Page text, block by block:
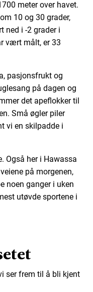
meter over havet.
10 og 30 grader,
ned i -2 grader i
vært målt, er 33
pasjonsfrukt og
på dagen og
det apeflokker til
Små øgler piler
vi en skilpadde i
Også her i Hawassa
på morgenen,
noen ganger i uken
utøvde sportene i
ser frem til å bli kjent